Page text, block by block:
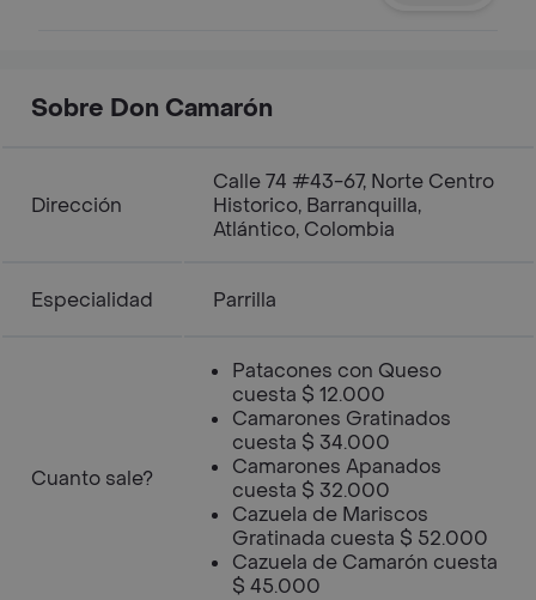
Sobre Don Camarón
Dirección
Calle 74 #43-67, Norte Centro
Historico, Barranquilla,
Atlántico, Colombia
Especialidad Parrilla
Cuanto sale?
Patacones con Queso
cuesta $ 12.000
Camarones Gratinados
cuesta $ 34.000
Camarones Apanados
cuesta $ 32.000
Cazuela de Mariscos
Gratinada cuesta $ 52.000
Cazuela de Camarón cuesta
$ 45.000